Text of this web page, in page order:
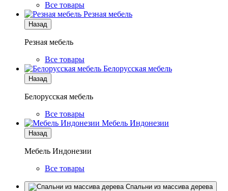
Все товары
Резная мебель
Назад
Резная мебель
Все товары
Белорусская мебель
Назад
Белорусская мебель
Все товары
Мебель Индонезии
Назад
Мебель Индонезии
Все товары
Спальни из массива дерева